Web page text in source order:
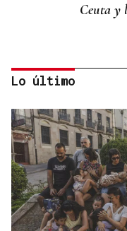
Ceuta y
El
Lo último